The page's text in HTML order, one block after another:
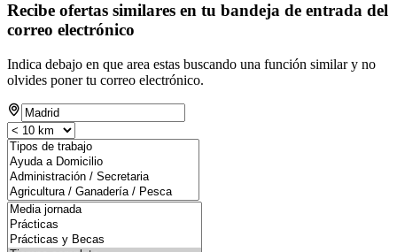
Recibe ofertas similares en tu bandeja de entrada del
correo electrónico
Indica debajo en que area estas buscando una función similar y no
olvides poner tu correo electrónico.